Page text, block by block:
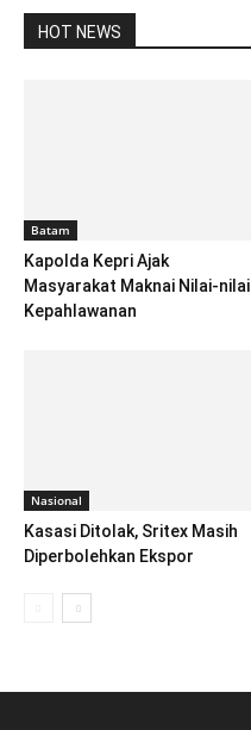
HOT NEWS
Batam
Kapolda Kepri Ajak
Masyarakat Maknai Nilai-nilai
Kepahlawanan
Nasional
Kasasi Ditolak, Sritex Masih
Diperbolehkan Ekspor